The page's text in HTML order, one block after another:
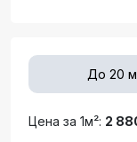
До 20
Цена за 1м²: 2